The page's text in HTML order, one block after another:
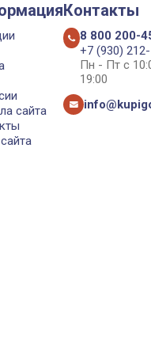
сайта
Контакты
8 800 200-
+7 (930)
Пн - Пт с
19:00